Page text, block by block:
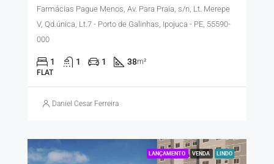
Farmácias Pague Menos, Av. Para Praia, s/n, Lt. Merepe
V, Qd.única, Lt.7 - Porto de Galinhas, Ipojuca - PE, 55590-
000
1 1 1 38m²
FLAT
Daniel Cesar Ferreira
LANÇAMENTO VENDA LINDO